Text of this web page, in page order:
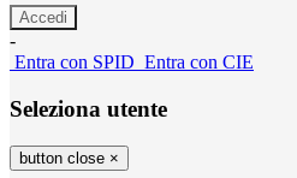
-
Entra con SPID Entra con CIE
Seleziona utente
button close ×